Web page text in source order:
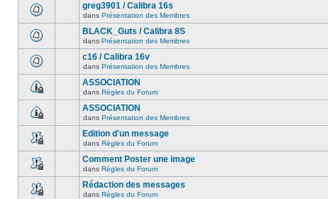
greg3901 / Calibra 16s
dans Présentation des Membres
BLACK_Guts / Calibra 8S
dans Présentation des Membres
c16 / Calibra 16v
dans Présentation des Membres
ASSOCIATION
dans Règles du Forum
ASSOCIATION
dans Présentation des Membres
Edition d'un message
dans Règles du Forum
Comment Poster une image
dans Règles du Forum
Rédaction des messages
dans Règles du Forum